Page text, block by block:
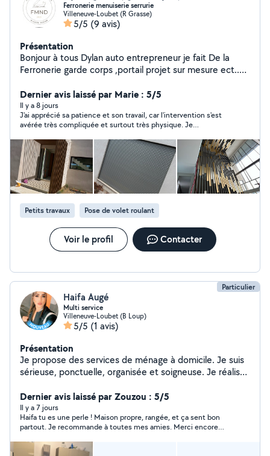
Ferronerie menuiserie serrurie
Villeneuve-Loubet (R Grasse)
5/5 (9 avis)
Présentation
Bonjour à tous Dylan auto entrepreneur je fait De la
Ferronerie garde corps ,portail projet sur mesure ect..
Serruerie en tout genre
Dernier avis laissé par Marie : 5/5
Il y a 8 jours
J'ai apprécié sa patience et son travail, car l'intervention s'est
avérée très compliquée et surtout très physique. Je
professionnel.
Petits travaux Pose de volet roulant
Voir le profil Contacter
Particulier
Haifa Augé
Multi service
Villeneuve-Loubet (B Loup)
5/5 (1 avis)
Présentation
Je propose des services de ménage à domicile. Je suis
sérieuse, ponctuelle, organisée et soigneuse. Je réalise
salles de bain et les remises à blanc. Je travaille avec
soin pour offrir un résultat impeccable. N'hésitez pas à
me contacter, je serai ravie de vous aider. Disponible en
semaine et le week-end selon mes disponibilités.
Dernier avis laissé par Zouzou : 5/5
Il y a 7 jours
Haifa tu es une perle ! Maison propre, rangée, et ça sent bon
partout. Je recommande à toutes mes amies. Merci encore